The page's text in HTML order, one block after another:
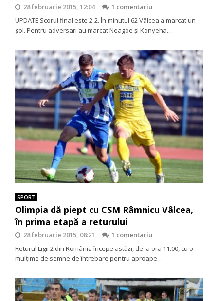
28 februarie 2015, 12:04
1 comentariu
UPDATE Scorul final este 2-2. În minutul 62 Vâlcea a marcat un
gol. Pentru adversari au marcat Neagoe și Konyeha.…
SPORT
Olimpia dă piept cu CSM Râmnicu Vâlcea,
în prima etapă a returului
28 februarie 2015, 08:21
1 comentariu
Returul Ligii 2 din România începe astăzi, de la ora 11:00, cu o
mulţime de semne de întrebare pentru aproape…